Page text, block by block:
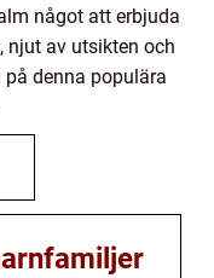
något att erbjuda
njut av utsikten och
denna populära